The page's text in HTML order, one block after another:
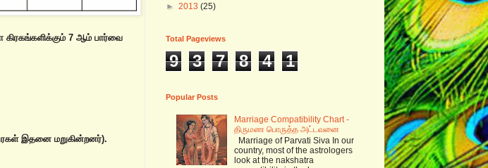
கிரகங்களிக்கும் 7 ஆம் பார்வை
இதனை மறுகின்றனர்).
► 2013 (25)
Total Pageviews
9 3 7 8 4 1
Popular Posts
Marriage Compatibility Chart -
திருமண பொருத்த அட்டவனை
Marriage of Parvati Siva In our
country, most of the astrologers
look at the nakshatra